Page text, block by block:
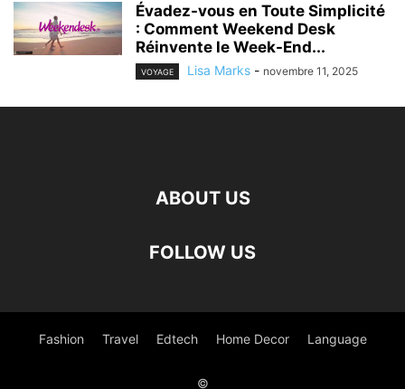
Évadez-vous en Toute Simplicité
: Comment Weekend Desk
Réinvente le Week-End...
VOYAGE Lisa Marks - novembre 11, 2025
ABOUT US
FOLLOW US
Fashion Travel Edtech Home Decor Language
©